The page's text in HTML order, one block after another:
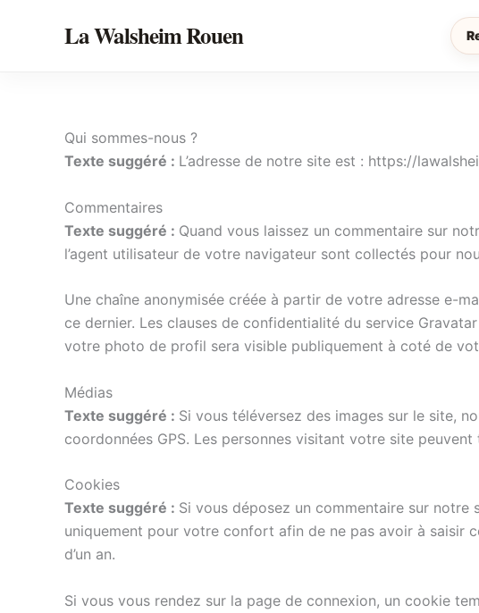
La Walsheim Rouen
Qui sommes-nous ?
Texte suggéré : L’adresse de notre site est : https://
Commentaires
Texte suggéré : Quand vous laissez un commentaire sur
l’agent utilisateur de votre navigateur sont collectés pour
Une chaîne anonymisée créée à partir de votre adresse e-
ce dernier. Les clauses de confidentialité du service
votre photo de profil sera visible publiquement à coté de
Médias
Texte suggéré : Si vous téléversez des images sur le site,
coordonnées GPS. Les personnes visitant votre site
Cookies
Texte suggéré : Si vous déposez un commentaire sur notre
uniquement pour votre confort afin de ne pas avoir à saisir
d’un an.
Si vous vous rendez sur la page de connexion, un cookie